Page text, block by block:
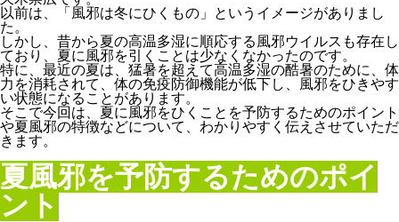
以前は、「風邪は冬にひくもの」というイメージがありまし
た。
しかし、昔から夏の高温多湿に順応する風邪ウイルスも存在し
ており、夏に風邪を引くことは少なくなかったのです。
特に、最近の夏は、猛暑を超えて高温多湿の酷暑のために、体
力を消耗されて、体の免疫防御機能が低下し、風邪をひきやす
い状態になることがあります。
そこで今回は、夏に風邪をひくことを予防するためのポイント
や夏風邪の特徴などについて、わかりやすく伝えさせていただ
きます。
夏風邪を予防するためのポイ
ント